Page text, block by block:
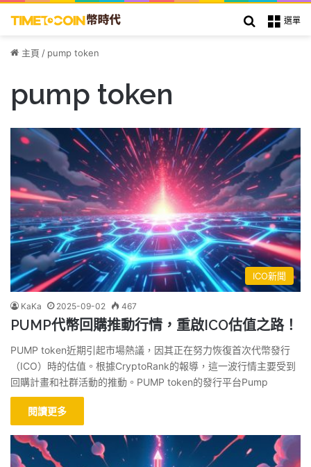
選單
搜索
主頁 / pump token
pump token
ICO新聞
KaKa 2025-09-02 467
PUMP代幣回購推動行情，重啟ICO估值之路！
PUMP token近期引起市場熱議，因其正在努力恢復首次代幣發行
（ICO）時的估值。根據CryptoRank的報導，這一波行情主要受到
回購計畫和社群活動的推動。PUMP token的發行平台Pump
閱讀更多